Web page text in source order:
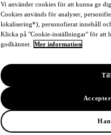
Vi använder cookies för att kunna ge
Cookies används för analyser,
lokalisering*), personofierat innehåll
Klicka på "Cookie-inställningar" för att
godkänner. Mer information